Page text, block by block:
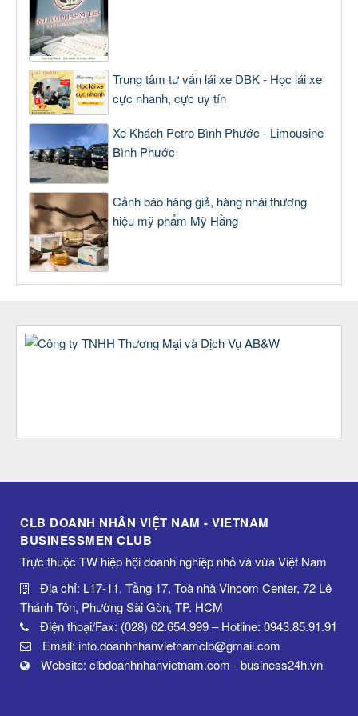
Trung tâm tư vấn lái xe DBK - Học lái xe
cực nhanh, cực uy tín
Xe Khách Petro Bình Phước - Limousine
Bình Phước
Cảnh báo hàng giả, hàng nhái thương
hiệu mỹ phẩm Mỹ Hằng
CLB DOANH NHÂN VIỆT NAM - VIETNAM
BUSINESSMEN CLUB
Trực thuộc TW hiệp hội doanh nghiệp nhỏ và vừa Việt Nam
Địa chỉ: L17-11, Tầng 17, Toà nhà Vincom Center, 72 Lê
Thánh Tôn, Phường Sài Gòn, TP. HCM
Điện thoại/Fax: (028) 62.654.999 – Hotline: 0943.85.91.91
Email: info.doanhnhanvietnamclb@gmail.com
Website: clbdoanhnhanvietnam.com - business24h.vn